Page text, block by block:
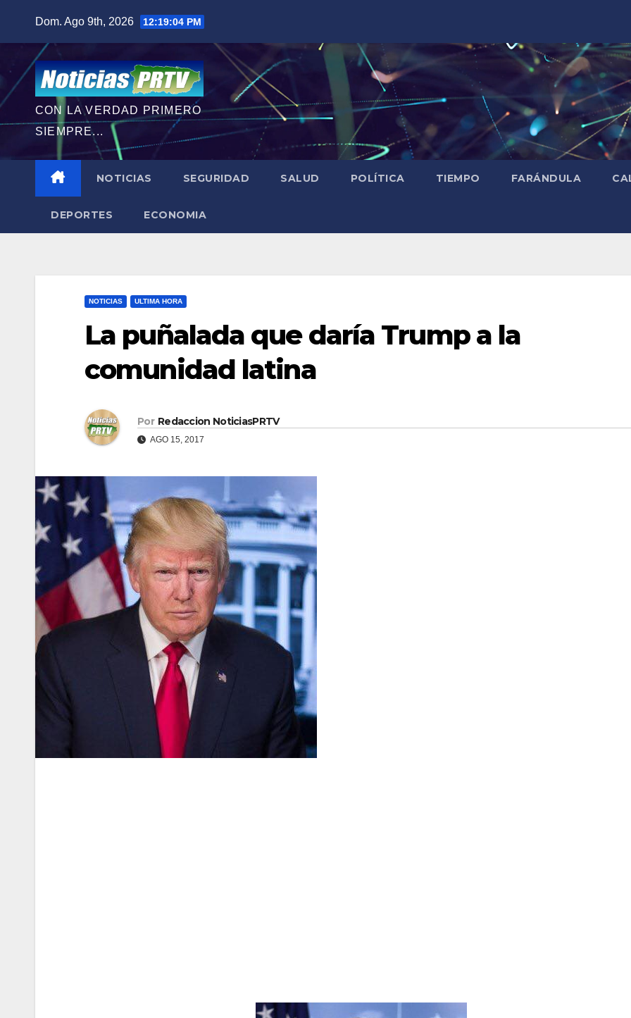
contenido
Dom. Ago 9th, 2026 12:19:05 PM
CON LA VERDAD PRIMERO
SIEMPRE...
NOTICIAS SEGURIDAD SALUD POLÍTICA TIEMPO FARÁNDULA
DEPORTES ECONOMIA
NOTICIAS ULTIMA HORA
La puñalada que daría Trump a la
comunidad latina
Por Redaccion NoticiasPRTV
AGO 15, 2017